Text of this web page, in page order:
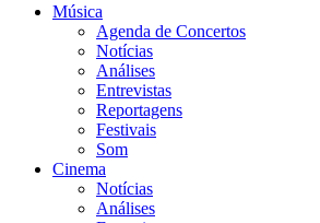
Música
Agenda de Concertos
Notícias
Análises
Entrevistas
Reportagens
Festivais
Som
Cinema
Notícias
Análises